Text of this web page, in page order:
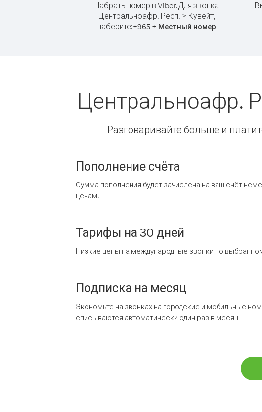
Набрать номер в Viber.Для звонка
Центральноафр. Респ. > Кувейт,
наберите:+965 + Местный номер
Центральноафр.
Разговаривайте больше и
Пополнение счёта
Сумма пополнения будет зачислена на ваш счёт
ценам.
Тарифы на 30 дней
Низкие цены на международные звонки по
Подписка на месяц
Экономьте на звонках на городские и мобильные
списываются автоматически один раз в месяц